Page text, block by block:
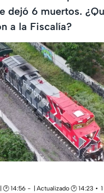
dejó 6 muertos.
a la Fiscalía?
🕑 14:56 | Actualizado 🕑 14:23